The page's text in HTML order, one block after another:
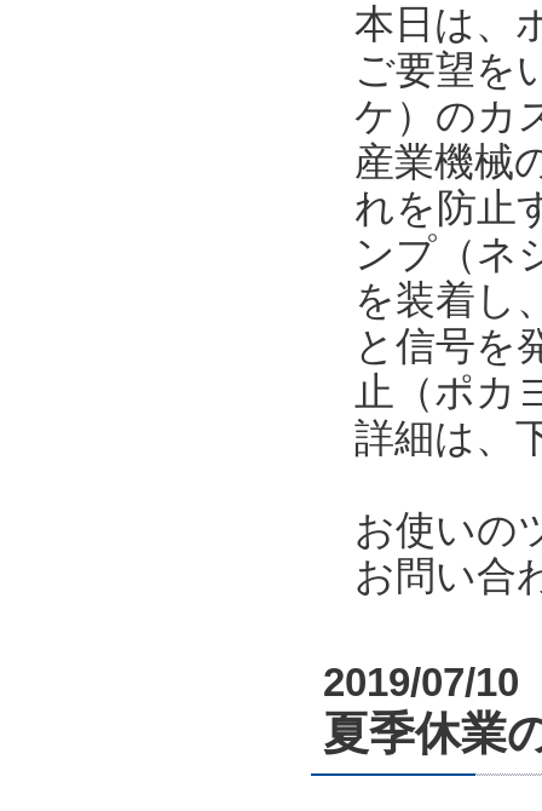
本日は、
ご要望を
ケ）のカ
産業機械
れを防止
ンプ（ネ
を装着し
と信号を
止（ポカ
詳細は、
お使いの
お問い合
2019/07/10
夏季休業